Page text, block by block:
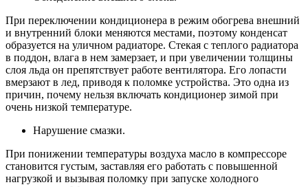
При переключении кондиционера в режим обогрева внешний
и внутренний блоки меняются местами, поэтому конденсат
образуется на уличном радиаторе. Стекая с теплого радиатора
в поддон, влага в нем замерзает, и при увеличении толщины
слоя льда он препятствует работе вентилятора. Его лопасти
вмерзают в лед, приводя к поломке устройства. Это одна из
причин, почему нельзя включать кондиционер зимой при
очень низкой температуре.
Нарушение смазки.
При понижении температуры воздуха масло в компрессоре
становится густым, заставляя его работать с повышенной
нагрузкой и вызывая поломку при запуске холодного